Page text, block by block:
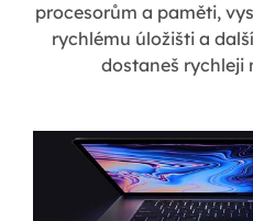
procesorům a paměti,
rychlému úložišti a
dostaneš rychleji